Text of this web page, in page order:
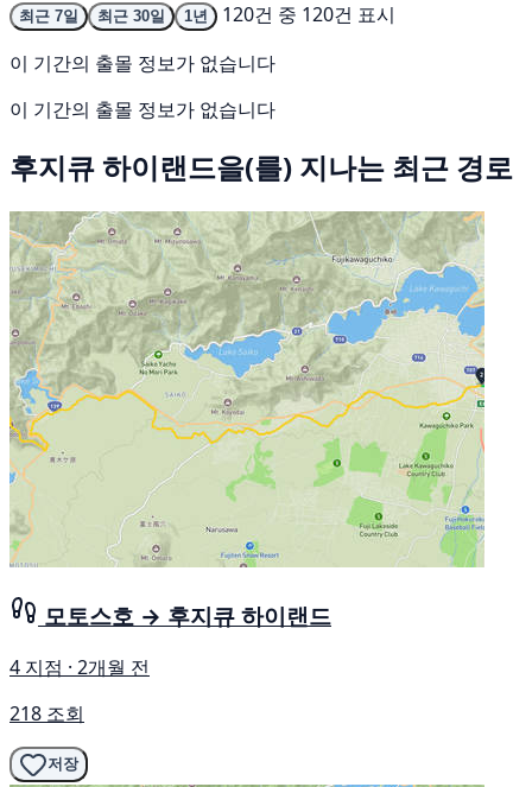
최근 7일 최근 30일 1년
120건 중 120건 표시
이 기간의 출몰 정보가 없습니다
이 기간의 출몰 정보가 없습니다
후지큐 하이랜드을(를) 지나는 최근 경로
모토스호 → 후지큐 하이랜드
4 지점 · 2개월 전
218 조회
저장